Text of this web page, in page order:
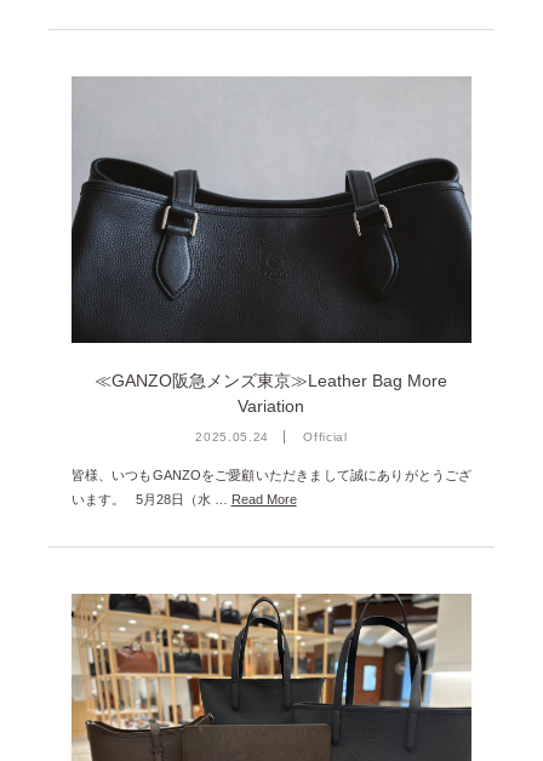
≪GANZO阪急メンズ東京≫Leather Bag More
Variation
2025.05.24 Official
皆様、いつもGANZOをご愛顧いただきまして誠にありがとうござ
います。 5月28日（水 …
Read More